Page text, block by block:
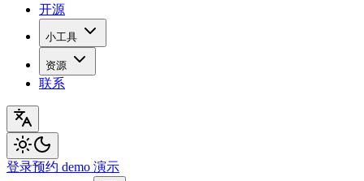
开源
小工具
资源
联系
登录预约 demo 演示